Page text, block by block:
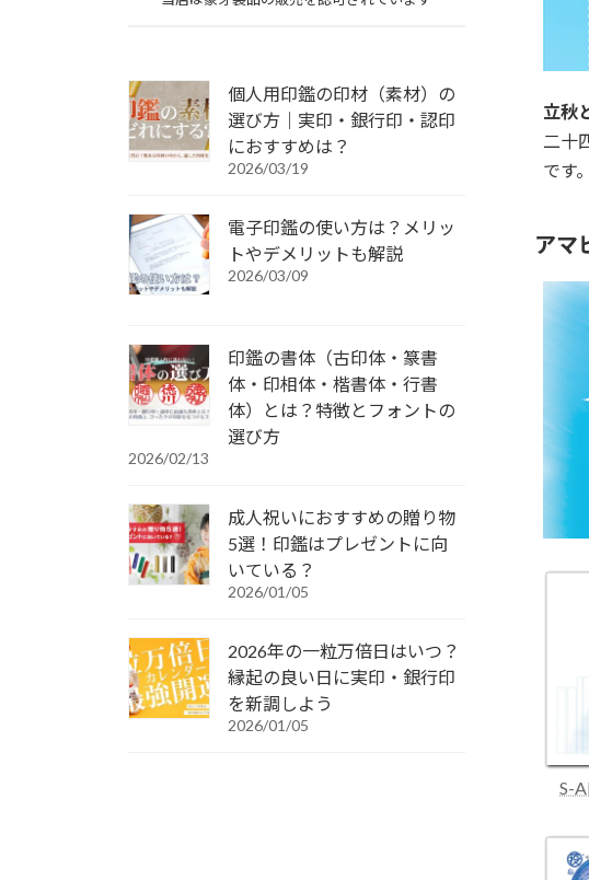
立秋
二十
です。
アマ
S-
個人用印鑑の印材（素材）の
選び方｜実印・銀行印・認印
におすすめは？
2026/03/19
電子印鑑の使い方は？メリッ
トやデメリットも解説
2026/03/09
印鑑の書体（古印体・篆書
体・印相体・楷書体・行書
体）とは？特徴とフォントの
選び方
2026/02/13
成人祝いにおすすめの贈り物
5選！印鑑はプレゼントに向
いている？
2026/01/05
2026年の一粒万倍日はいつ？
縁起の良い日に実印・銀行印
を新調しよう
2026/01/05